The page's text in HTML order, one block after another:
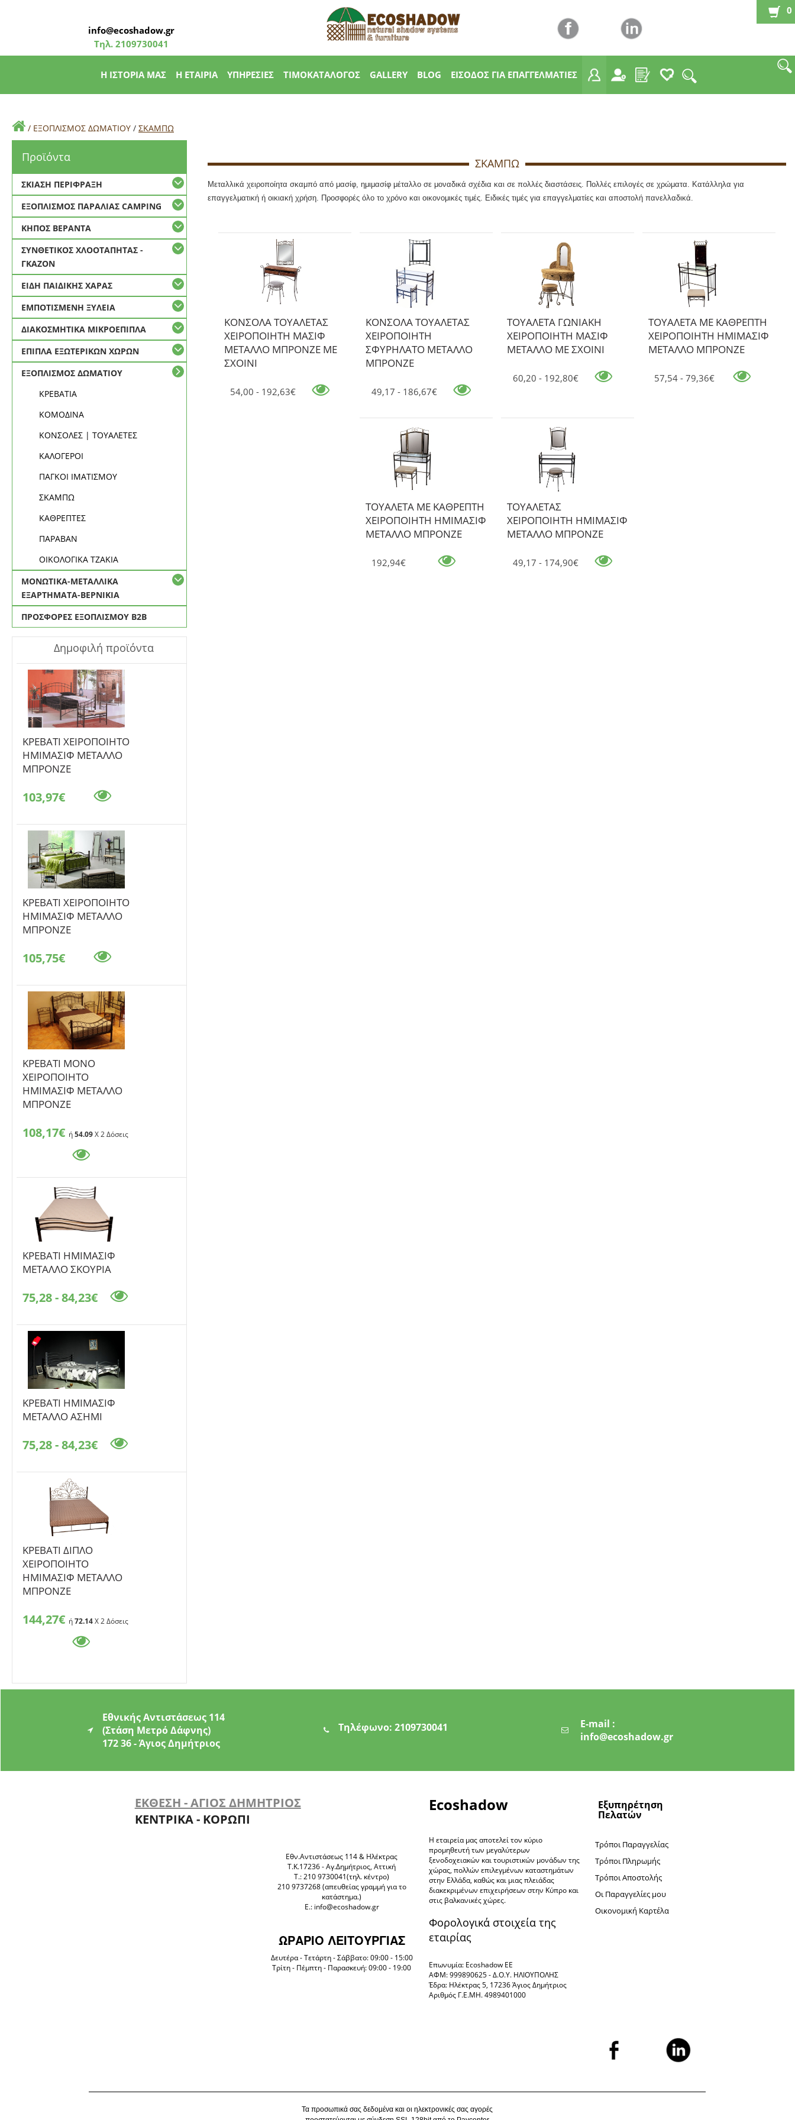
info@ecoshadow.gr
Τηλ.2109730041
0
Η ΙΣΤΟΡΙΑ ΜΑΣ Η ΕΤΑΙΡΙΑ ΥΠΗΡΕΣΙΕΣ ΤΙΜΟΚΑΤΑΛΟΓΟΣ GALLERY BLOG ΕΙΣΟΔΟΣ ΓΙΑ ΕΠΑΓΓΕΛΜΑΤΙΕΣ
/ ΕΞΟΠΛΙΣΜΟΣ ΔΩΜΑΤΙΟΥ / ΣΚΑΜΠΩ
Προϊόντα
ΣΚΙΑΣΗ ΠΕΡΙΦΡΑΞΗ
ΕΞΟΠΛΙΣΜΟΣ ΠΑΡΑΛΙΑΣ CAMPING
ΚΗΠΟΣ ΒΕΡΑΝΤΑ
ΣΥΝΘΕΤΙΚΟΣ ΧΛΟΟΤΑΠΗΤΑΣ -
ΓΚΑΖΟΝ
ΕΙΔΗ ΠΑΙΔΙΚΗΣ ΧΑΡΑΣ
ΕΜΠΟΤΙΣΜΕΝΗ ΞΥΛΕΙΑ
ΔΙΑΚΟΣΜΗΤΙΚΑ ΜΙΚΡΟΕΠΙΠΛΑ
ΕΠΙΠΛΑ ΕΞΩΤΕΡΙΚΩΝ ΧΩΡΩΝ
ΕΞΟΠΛΙΣΜΟΣ ΔΩΜΑΤΙΟΥ
ΚΡΕΒΑΤΙΑ
ΚΟΜΟΔΙΝΑ
ΚΟΝΣΟΛΕΣ | ΤΟΥΑΛΕΤΕΣ
ΚΑΛΟΓΕΡΟΙ
ΠΑΓΚΟΙ ΙΜΑΤΙΣΜΟΥ
ΣΚΑΜΠΩ
ΚΑΘΡΕΠΤΕΣ
ΠΑΡΑΒΑΝ
ΟΙΚΟΛΟΓΙΚΑ ΤΖΑΚΙΑ
ΜΟΝΩΤΙΚΑ-ΜΕΤΑΛΛΙΚΑ
ΕΞΑΡΤΗΜΑΤΑ-ΒΕΡΝΙΚΙΑ
ΠΡΟΣΦΟΡΕΣ ΕΞΟΠΛΙΣΜΟΥ Β2Β
Δημοφιλή προϊόντα
ΚΡΕΒΑΤΙ ΧΕΙΡΟΠΟΙΗΤΟ
ΗΜΙΜΑΣΙΦ ΜΕΤΑΛΛΟ
ΜΠΡΟΝΖΕ
103,97€
ΚΡΕΒΑΤΙ ΧΕΙΡΟΠΟΙΗΤΟ
ΗΜΙΜΑΣΙΦ ΜΕΤΑΛΛΟ
ΜΠΡΟΝΖΕ
105,75€
ΚΡΕΒΑΤΙ ΜΟΝΟ
ΧΕΙΡΟΠΟΙΗΤΟ
ΗΜΙΜΑΣΙΦ ΜΕΤΑΛΛΟ
ΜΠΡΟΝΖΕ
108,17€ ή54.09X 2 Δόσεις
ΚΡΕΒΑΤΙ ΗΜΙΜΑΣΙΦ
ΜΕΤΑΛΛΟ ΣΚΟΥΡΙΑ
75,28 - 84,23€
ΚΡΕΒΑΤΙ ΗΜΙΜΑΣΙΦ
ΜΕΤΑΛΛΟ ΑΣΗΜΙ
75,28 - 84,23€
ΚΡΕΒΑΤΙ ΔΙΠΛΟ
ΧΕΙΡΟΠΟΙΗΤΟ
ΗΜΙΜΑΣΙΦ ΜΕΤΑΛΛΟ
ΜΠΡΟΝΖΕ
144,27€ ή72.14X 2 Δόσεις
ΣΚΑΜΠΩ
Μεταλλικά χειροποίητα σκαμπό από μασίφ, ημιμασίφ μέταλλο σε μοναδικά σχέδια και σε πολλές διαστάσεις. Πολλές επιλογές σε χρώματα. Κατάλληλα για
επαγγελματική ή οικιακή χρήση. Προσφορές όλο το χρόνο και οικονομικές τιμές. Ειδικές τιμές για επαγγελματίες και αποστολή πανελλαδικά.
ΚΟΝΣΟΛΑ ΤΟΥΑΛΕΤΑΣ
ΧΕΙΡΟΠΟΙΗΤΗ ΜΑΣΙΦ
ΜΕΤΑΛΛΟ ΜΠΡΟΝΖΕ ΜΕ
ΣΧΟΙΝΙ
54,00 - 192,63€
ΚΟΝΣΟΛΑ ΤΟΥΑΛΕΤΑΣ
ΧΕΙΡΟΠΟΙΗΤΗ
ΣΦΥΡΗΛΑΤΟ ΜΕΤΑΛΛΟ
ΜΠΡΟΝΖΕ
49,17 - 186,67€
ΤΟΥΑΛΕΤΑ ΓΩΝΙΑΚΗ
ΧΕΙΡΟΠΟΙΗΤΗ ΜΑΣΙΦ
ΜΕΤΑΛΛΟ ΜΕ ΣΧΟΙΝΙ
60,20 - 192,80€
ΤΟΥΑΛΕΤΑ ΜΕ ΚΑΘΡΕΠΤΗ
ΧΕΙΡΟΠΟΙΗΤΗ ΗΜΙΜΑΣΙΦ
ΜΕΤΑΛΛΟ ΜΠΡΟΝΖΕ
57,54 - 79,36€
ΤΟΥΑΛΕΤΑ ΜΕ ΚΑΘΡΕΠΤΗ
ΧΕΙΡΟΠΟΙΗΤΗ ΗΜΙΜΑΣΙΦ
ΜΕΤΑΛΛΟ ΜΠΡΟΝΖΕ
192,94€
ΤΟΥΑΛΕΤΑΣ
ΧΕΙΡΟΠΟΙΗΤΗ ΗΜΙΜΑΣΙΦ
ΜΕΤΑΛΛΟ ΜΠΡΟΝΖΕ
49,17 - 174,90€
Εθνικής Αντιστάσεως 114
(Στάση Μετρό Δάφνης)
172 36 - Άγιος Δημήτριος
Τηλέφωνο:2109730041
E-mail :
info@ecoshadow.gr
Εξυπηρέτηση
Πελατών
Τρόποι Παραγγελίας
Τρόποι Πληρωμής
Τρόποι Αποστολής
Oι Παραγγελίες μου
Oικονομική Καρτέλα
Ecoshadow
Η εταιρεία μας αποτελεί τον κύριο
προμηθευτή των μεγαλύτερων
ξενοδοχειακών και τουριστικών μονάδων της
χώρας, πολλών επιλεγμένων καταστημάτων
στην Ελλάδα, καθώς και μιας πλειάδας
διακεκριμένων επιχειρήσεων στην Κύπρο και
στις βαλκανικές χώρες.
Φορολογικά στοιχεία της
εταιρίας
Επωνυμία: Ecoshadow ΕΕ
ΑΦΜ: 999890625 - Δ.Ο.Υ. ΗΛΙΟΥΠΟΛΗΣ
Έδρα: Ηλέκτρας 5, 17236 Άγιος Δημήτριος
Αριθμός Γ.Ε.ΜΗ. 4989401000
ΕΚΘΕΣΗ - ΑΓΙΟΣ ΔΗΜΗΤΡΙΟΣ
ΚΕΝΤΡΙΚΑ - ΚΟΡΩΠΙ
Eθν.Αντιστάσεως 114 & Ηλέκτρας
Τ.Κ.17236 - Αγ.Δημήτριος, Αττική
Τ.: 210 9730041(τηλ. κέντρο)
210 9737268 (απευθείας γραμμή για το
κατάστημα.)
E.: info@ecoshadow.gr
ΩΡΑΡΙΟ ΛΕΙΤΟΥΡΓΙΑΣ
Δευτέρα - Τετάρτη - Σάββατο: 09:00 - 15:00
Τρίτη - Πέμπτη - Παρασκευή: 09:00 - 19:00
Τα προσωπικά σας δεδομένα και οι ηλεκτρονικές σας αγορές